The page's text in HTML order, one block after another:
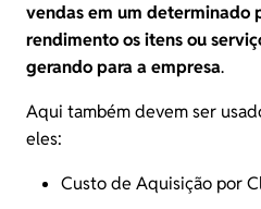
vendas em um determinado
rendimento os itens ou
gerando para a empresa.
Aqui também devem ser
eles:
Custo de Aquisição por